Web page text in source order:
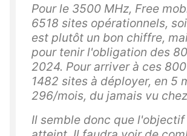
Pour le 3500 MHz, Free
6518 sites opérationnels,
est plutôt un bon chiffre,
pour tenir l'obligation des
2024. Pour arriver à ces
1482 sites à déployer, en 5
296/mois, du jamais vu
Il semble donc que l'objectif